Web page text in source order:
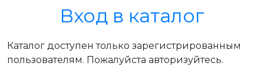
Вход в каталог
Каталог доступен только зарегистрированным
пользователям. Пожалуйста авторизуйтесь.